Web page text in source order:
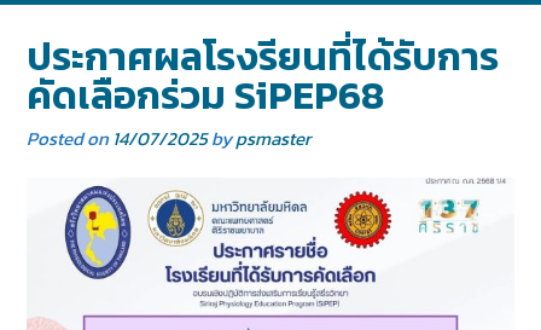
ประกาศผลโรงรียนที่ได้รับการ
คัดเลือกร่วม SiPEP68
Posted on14/07/2025bypsmaster